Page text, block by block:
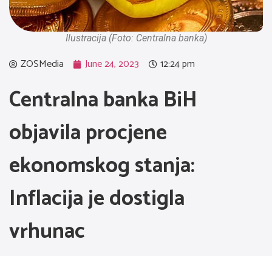
Ilustracija (Foto: Centralna banka)
ZOSMedia June 24, 2023 12:24 pm
Centralna banka BiH
objavila procjene
ekonomskog stanja:
Inflacija je dostigla
vrhunac